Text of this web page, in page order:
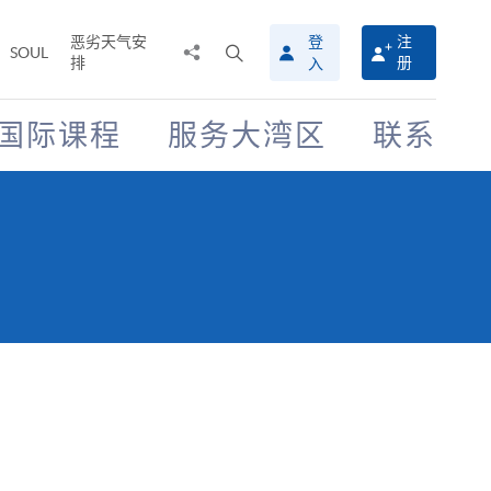
SOUL
恶劣天气安
排
搜
寻
介
面
登
入
注
册
际课程 服务大湾区 联系